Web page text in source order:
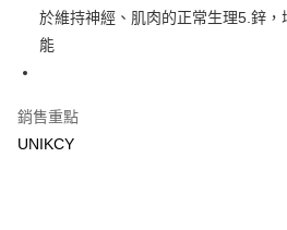
街口支付
悠遊付
運送方式
於維持神經、肌肉的正常生理5.鋅
能
銷售重點
UNIKCY